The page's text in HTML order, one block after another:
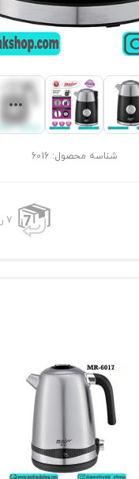
شناسه محصول:6016
7 روز گارانتی بازگشت وجه